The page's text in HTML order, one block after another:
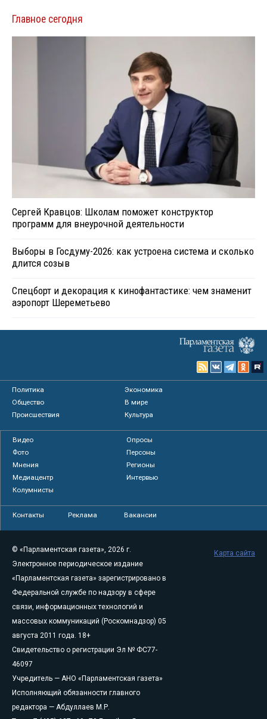
Главное сегодня
Сергей Кравцов: Школам поможет конструктор
программ для внеурочной деятельности
Выборы в Госдуму-2026: как устроена система и сколько
длится созыв
Спецборт и декорация к кинофантастике: чем знаменит
аэропорт Шереметьево
Политика
Экономика
Общество
В мире
Происшествия
Культура
Видео
Опросы
Фото
Персоны
Мнения
Регионы
Медиацентр
Интервью
Колумнисты
Контакты Реклама Вакансии
© «Парламентская газета», 2026 г.
Электронное периодическое издание
«Парламентская газета» зарегистрировано в
Федеральной службе по надзору в сфере
связи, информационных технологий и
массовых коммуникаций (Роскомнадзор) 05
августа 2011 года. 18+
Свидетельство о регистрации Эл № ФС77-
46097
Учредитель — АНО «Парламентская газета»
Исполняющий обязанности главного
редактора — Абдуллаев М.Р.
Карта сайта